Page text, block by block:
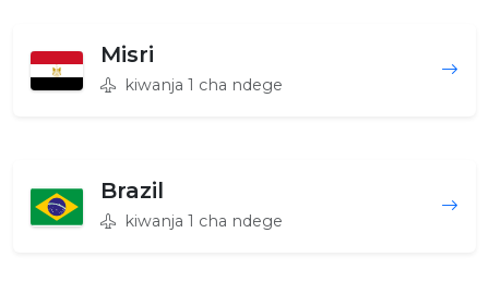
Misri
kiwanja 1 cha ndege
Brazil
kiwanja 1 cha ndege